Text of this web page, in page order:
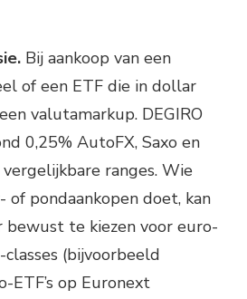
Bij aankoop van een
of een ETF die in dollar
valutamarkup. DEGIRO
0,25% AutoFX, Saxo en
ranges. Wie
pondaankopen doet, kan
te kiezen voor euro-
(bijvoorbeeld
ETF’s op Euronext